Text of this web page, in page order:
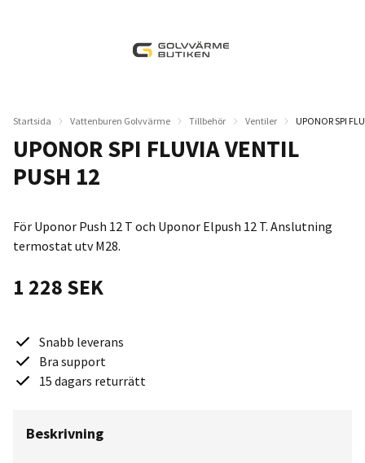
Startsida Vattenburen Golvvärme Tillbehör Ventiler UPONOR SPI
UPONOR SPI FLUVIA VENTIL
PUSH 12
För Uponor Push 12 T och Uponor Elpush 12 T. Anslutning
termostat utv M28.
1 228 SEK
Snabb leverans
Bra support
15 dagars returrätt
Beskrivning